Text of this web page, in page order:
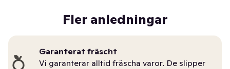
Fler anledningar
Garanterat fräscht
Vi garanterar alltid fräscha varor. De slipper